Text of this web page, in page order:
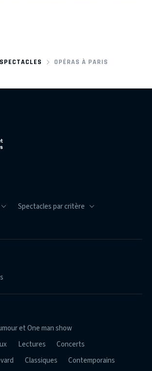
OPÉRAS À PARIS
et One man show
Lectures
Concerts
Classiques
Contemporains